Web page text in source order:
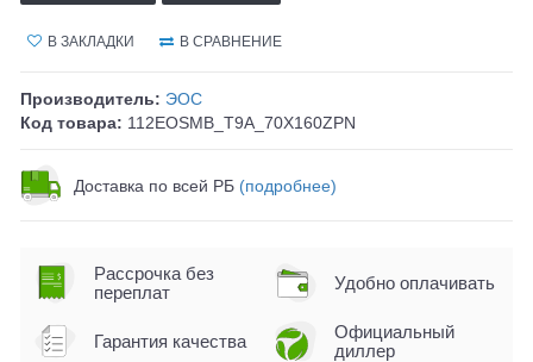
В ЗАКЛАДКИ В СРАВНЕНИЕ
Производитель: ЭОС
Код товара: 112EOSMB_T9A_70X160ZPN
Доставка по всей РБ (подробнее)
Рассрочка без
переплат
Удобно оплачивать
Гарантия качества
Официальный
диллер